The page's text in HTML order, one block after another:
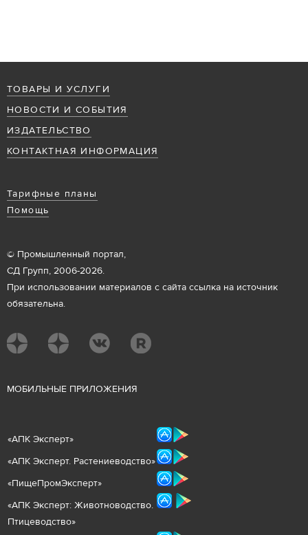
ТОВАРЫ И УСЛУГИ
НОВОСТИ И СОБЫТИЯ
ИЗДАТЕЛЬСТВО
КОНТАКТНАЯ ИНФОРМАЦИЯ
Тарифные планы
Помощь
© Промышленный портал,
СД Групп, 2006-2026.
При использовании материалов с сайта ссылка на источник
обязательна.
МОБИЛЬНЫЕ ПРИЛОЖЕНИЯ
«АПК Эксперт»
«АПК Эксперт. Растениеводство»
«ПищеПромЭксперт»
«АПК Эксперт: Животноводство.
Птицеводство»